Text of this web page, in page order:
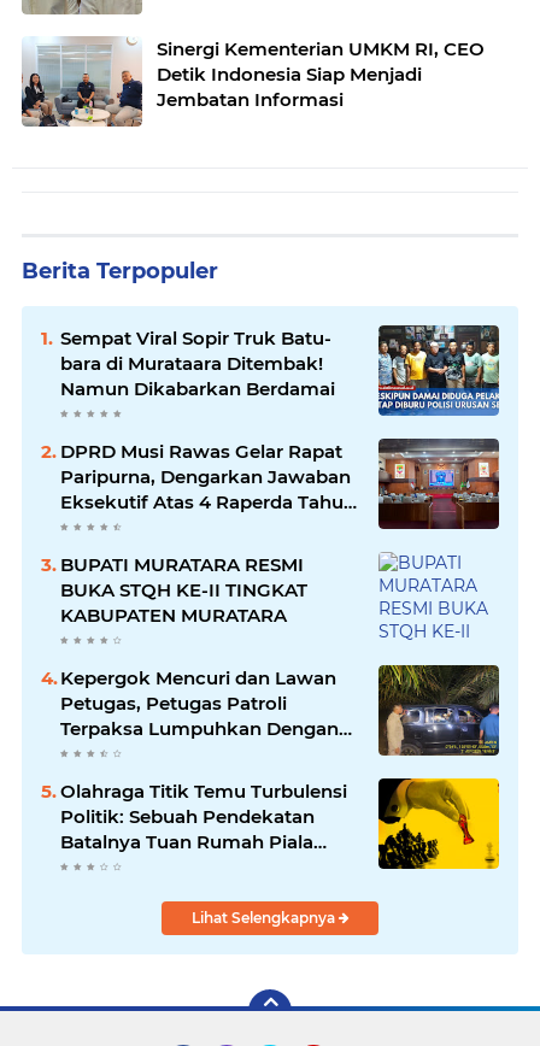
Sinergi Kementerian UMKM RI, CEO
Detik Indonesia Siap Menjadi
Jembatan Informasi
Berita Terpopuler
Sempat Viral Sopir Truk Batu-
bara di Murataara Ditembak!
Namun Dikabarkan Berdamai
DPRD Musi Rawas Gelar Rapat
Paripurna, Dengarkan Jawaban
Eksekutif Atas 4 Raperda Tahun
2026
BUPATI MURATARA RESMI
BUKA STQH KE-II TINGKAT
KABUPATEN MURATARA
Kepergok Mencuri dan Lawan
Petugas, Petugas Patroli
Terpaksa Lumpuhkan Dengan
Peluru Karet
Olahraga Titik Temu Turbulensi
Politik: Sebuah Pendekatan
Batalnya Tuan Rumah Piala
Dunia U-20
Lihat Selengkapnya